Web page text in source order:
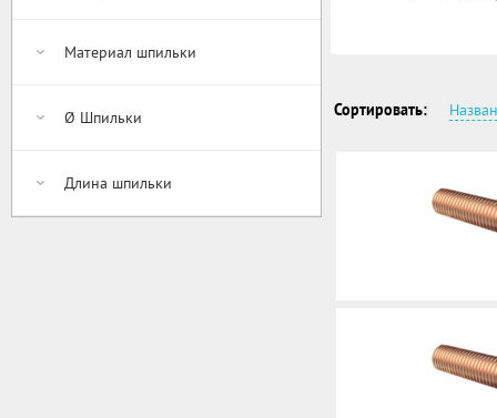
Материал шпильки
Ø Шпильки
Длина шпильки
Сортировать: